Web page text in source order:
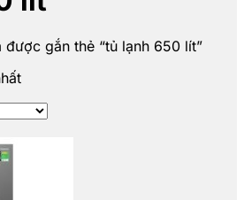
được gắn thẻ “tủ lạnh 650 lít”